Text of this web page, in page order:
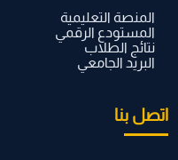
المنصة التعليمية
المستودع الرقمي
نتائج الطلاب
البريد الجامعي
اتصل بنا